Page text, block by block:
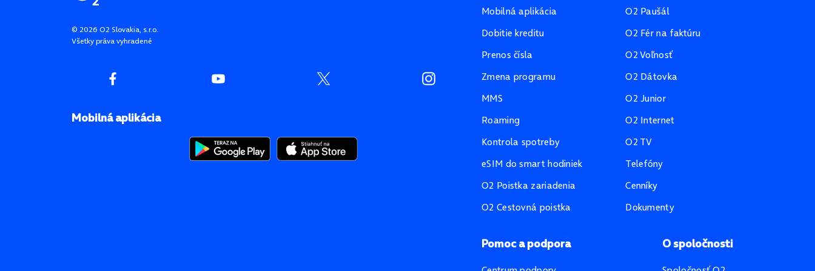
© 2026 O2 Slovakia, s.r.o.
Všetky práva vyhradené
Mobilná aplikácia
Mobilná aplikácia
Dobitie kreditu
Prenos čísla
Zmena programu
MMS
Roaming
Kontrola spotreby
eSIM do smart hodiniek
O2 Poistka zariadenia
O2 Cestovná poistka
O2 Paušál
O2 Fér na faktúru
O2 Voľnosť
O2 Dátovka
O2 Junior
O2 Internet
O2 TV
Telefóny
Cenníky
Dokumenty
Pomoc a podpora O spoločnosti